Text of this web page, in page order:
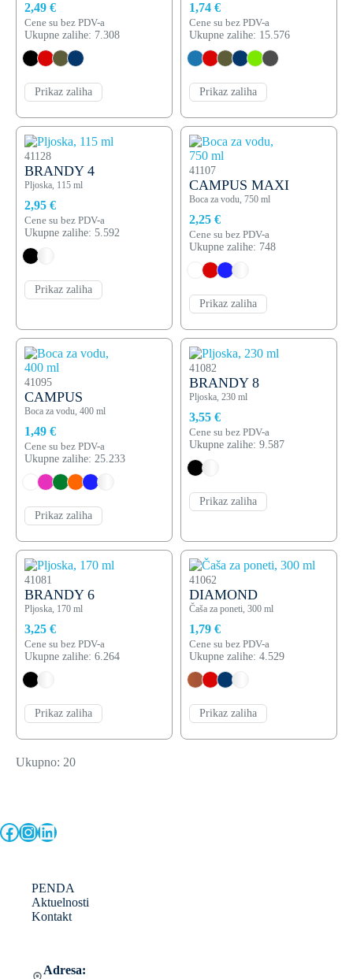
2,49 €
Cene su bez PDV-a
Ukupne zalihe: 7.308
Prikaz zaliha
1,74 €
Cene su bez PDV-a
Ukupne zalihe: 15.576
Prikaz zaliha
41128
BRANDY 4
Pljoska, 115 ml
2,95 €
Cene su bez PDV-a
Ukupne zalihe: 5.592
Prikaz zaliha
41107
CAMPUS MAXI
Boca za vodu, 750 ml
2,25 €
Cene su bez PDV-a
Ukupne zalihe: 748
Prikaz zaliha
41095
CAMPUS
Boca za vodu, 400 ml
1,49 €
Cene su bez PDV-a
Ukupne zalihe: 25.233
Prikaz zaliha
41082
BRANDY 8
Pljoska, 230 ml
3,55 €
Cene su bez PDV-a
Ukupne zalihe: 9.587
Prikaz zaliha
41081
BRANDY 6
Pljoska, 170 ml
3,25 €
Cene su bez PDV-a
Ukupne zalihe: 6.264
Prikaz zaliha
41062
DIAMOND
Čaša za poneti, 300 ml
1,79 €
Cene su bez PDV-a
Ukupne zalihe: 4.529
Prikaz zaliha
Ukupno: 20
Facebook
Instagram
LinkedIn
PENDA
Aktuelnosti
Kontakt
Adresa: